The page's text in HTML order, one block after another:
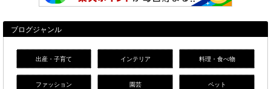
ブログジャンル
出産・子育て インテリア 料理・食べ物
ファッション 園芸 ペット